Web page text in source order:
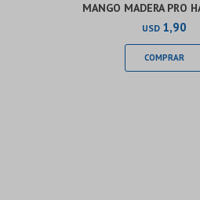
MANGO MADERA PRO
USD 1,90